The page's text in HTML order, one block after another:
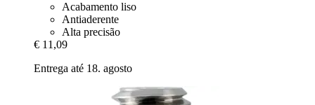
Acabamento liso
Antiaderente
Alta precisão
€ 11,09
Entrega até 18. agosto